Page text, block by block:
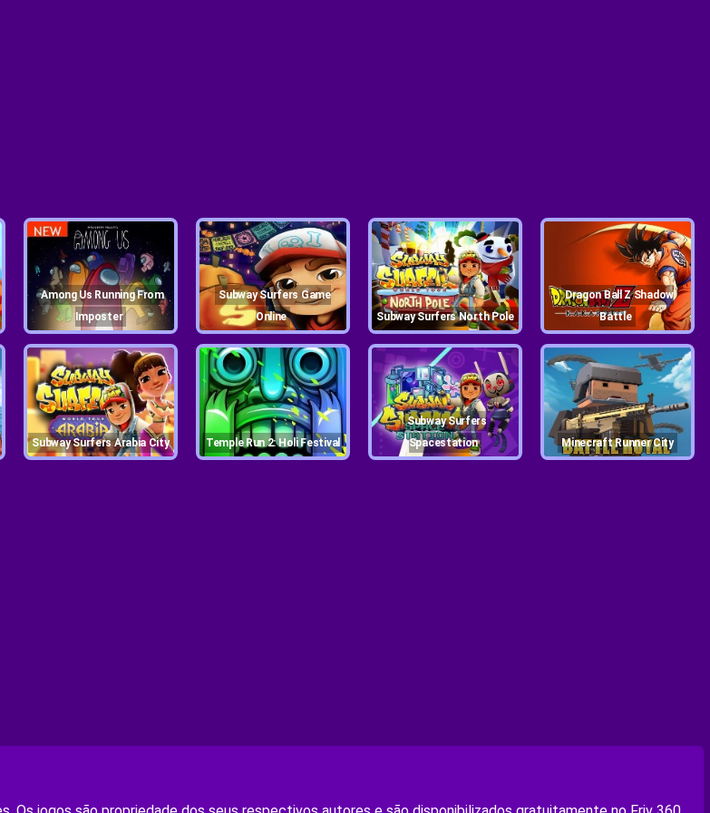
Among Us Running From
Imposter
Subway Surfers Game
Online
Subway Surfers North Pole
Dragon Ball Z Shadow
Battle
Subway Surfers Arabia City Temple Run 2: Holi Festival
Subway Surfers
Spacestation
Minecraft Runner City